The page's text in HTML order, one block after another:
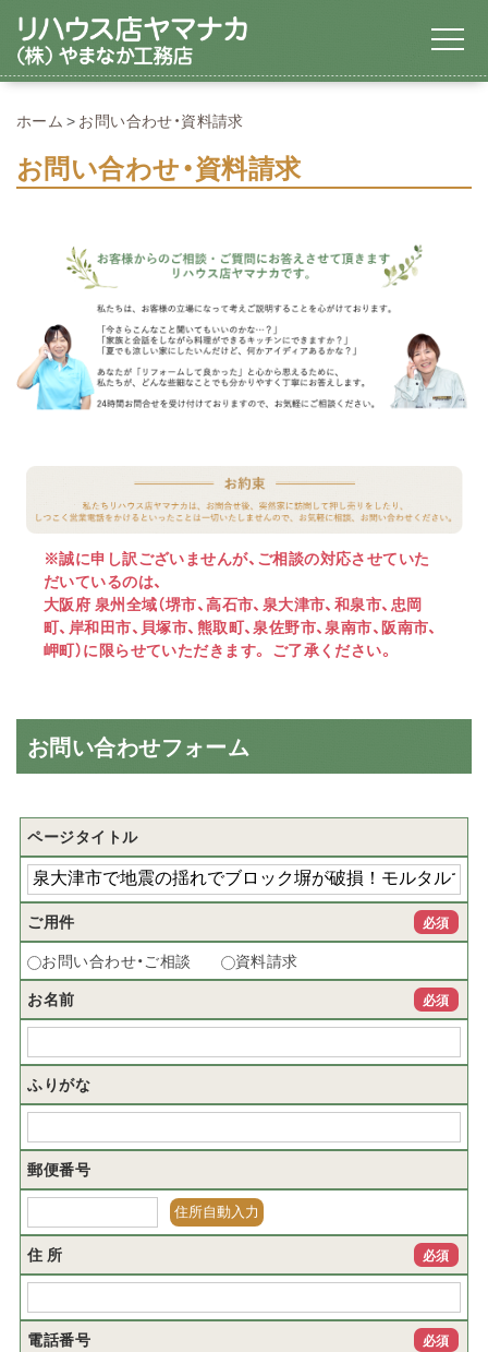
ホーム お問い合わせ・資料請求
お問い合わせ・資料請求
※誠に申し訳ございませんが、ご相談の対応させていた
だいているのは、
大阪府 泉州全域（堺市、高石市、泉大津市、和泉市、忠岡
町、岸和田市、貝塚市、熊取町、泉佐野市、泉南市、阪南市、
岬町）に限らせていただきます。 ご了承ください。
お問い合わせフォーム
ページタイトル
ご用件 必須
お問い合わせ・ご相談
資料請求
お名前
必須
ふりがな
郵便番号
住 所 必須
電話番号 必須